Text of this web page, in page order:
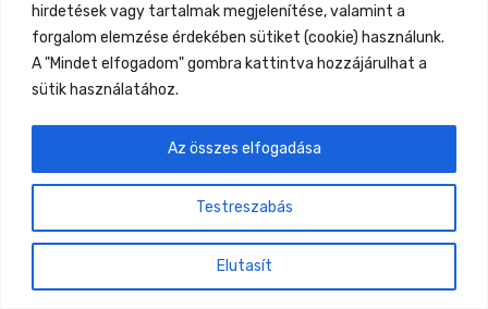
hirdetések vagy tartalmak megjelenítése, valamint a
forgalom elemzése érdekében sütiket (cookie) használunk.
A "Mindet elfogadom" gombra kattintva hozzájárulhat a
sütik használatához.
Testreszabás
Elutasít
Az összes elfogadása